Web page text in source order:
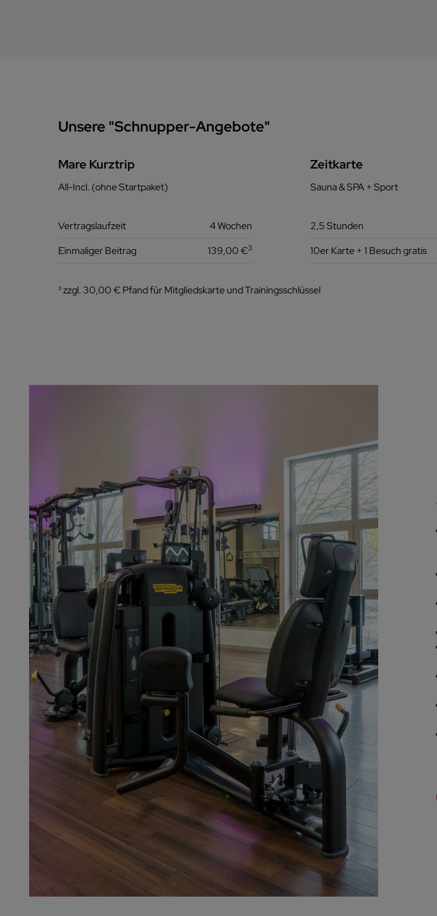
Unsere "Schnupper-Angebote"
Mare Kurztrip
All-Incl. (ohne Startpaket)
Vertragslaufzeit
4 Wochen
Einmaliger Beitrag
139,00 €3
Zeitkarte
Sauna & SPA + Sport
2,5 Stunden
10er Karte + 1 Besuch gratis
³ zzgl. 30,00 € Pfand für Mitgliedskarte und Trainingsschlüssel